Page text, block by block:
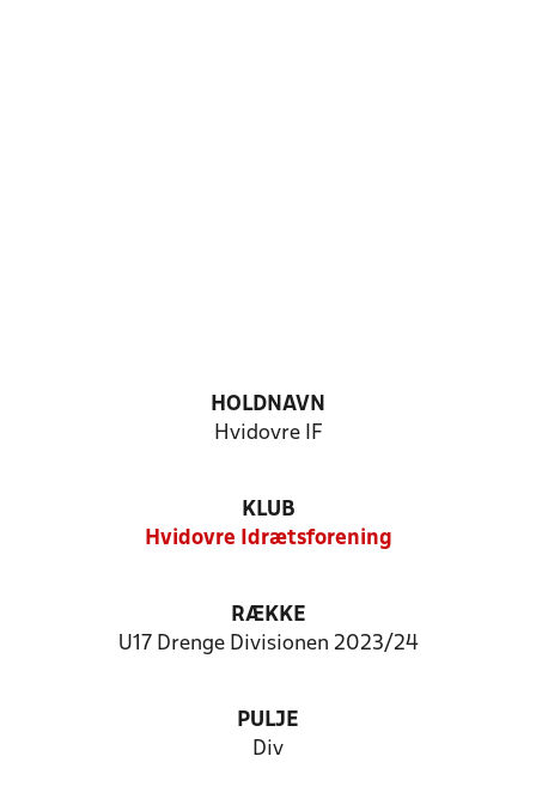
HOLDNAVN
Hvidovre IF
KLUB
Hvidovre Idrætsforening
RÆKKE
U17 Drenge Divisionen 2023/24
PULJE
Div